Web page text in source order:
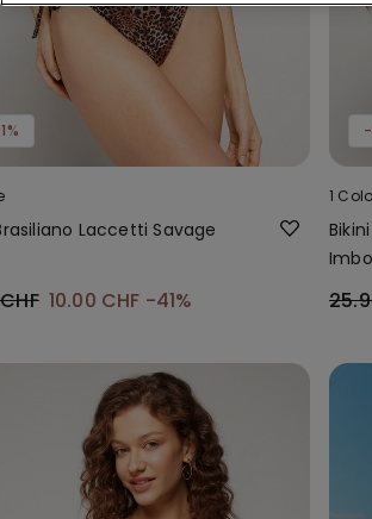
Laccetti Savage
10.00 CHF -41%
1